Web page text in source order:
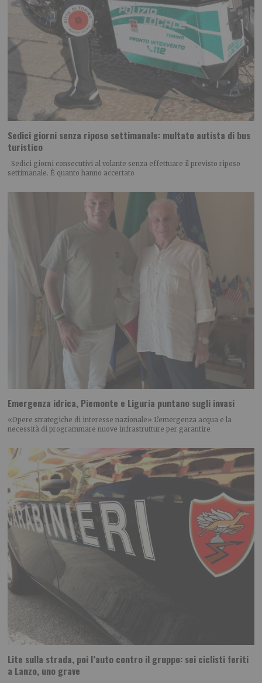
Sedici giorni senza riposo settimanale: multato autista di bus
turistico
Sedici giorni consecutivi al volante senza effettuare il previsto riposo
settimanale. È quanto hanno accertato
Emergenza idrica, Piemonte e Liguria puntano sugli invasi
«Opere strategiche di interesse nazionale» L’emergenza acqua e la
necessità di programmare nuove infrastrutture per garantire
Lite sulla strada, poi l’auto contro il gruppo: sei ciclisti feriti
a Lanzo, uno grave